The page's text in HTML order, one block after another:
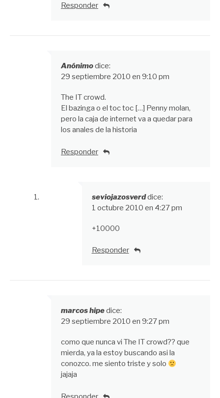
Responder
Anónimodice:
29 septiembre 2010 en 9:10 pm
The IT crowd.
El bazinga o el toc toc […] Penny molan,
pero la caja de internet va a quedar para
los anales de la historia
Responder
seviojazosverddice:
1 octubre 2010 en 4:27 pm
+10000
Responder
marcos hipedice:
29 septiembre 2010 en 9:27 pm
como que nunca vi The IT crowd?? que
mierda, ya la estoy buscando asi la
conozco. me siento triste y solo
jajaja